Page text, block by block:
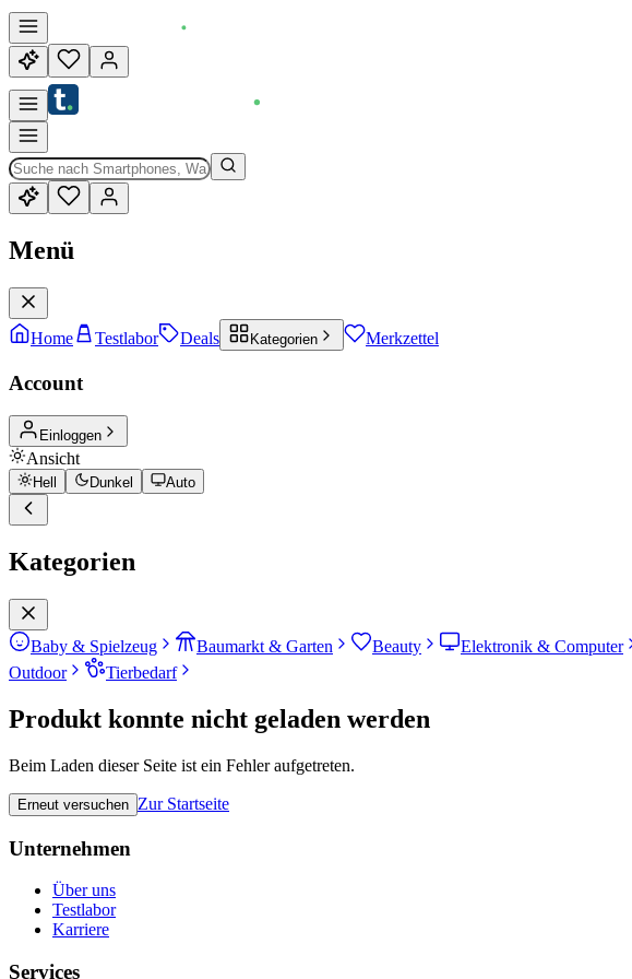
Menü
Home Testlabor Deals Kategorien Merkzettel
Account
Einloggen
Ansicht
Hell Dunkel Auto
Kategorien
Baby & Spielzeug Baumarkt & Garten Beauty Elektronik & Computer
Outdoor
Tierbedarf
Produkt konnte nicht geladen werden
Beim Laden dieser Seite ist ein Fehler aufgetreten.
Erneut versuchen Zur Startseite
Unternehmen
Über uns
Testlabor
Karriere
Services